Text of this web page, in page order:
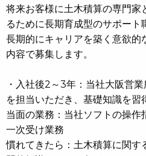
将来お客様に土木積算の専門家
るために長期育成型のサポート
長期的にキャリアを築く意欲的
内容で募集します。
・入社後2～3年：当社大阪営
を担当いただき、基礎知識を習
当面の業務：当社ソフトの操作
一次受け業務
慣れてきたら：土木積算に関す